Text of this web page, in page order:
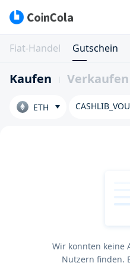
Fiat-Handel Gutschein
Kaufen Verkaufen
ETH
Wir konnten keine
Nutzern finden.